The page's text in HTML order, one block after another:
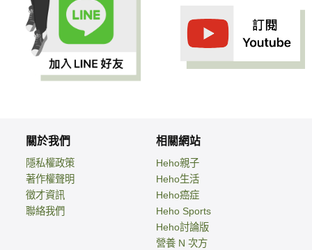
關於我們
隱私權政策
著作權聲明
徵才資訊
聯絡我們
相關網站
Heho親子
Heho生活
Heho癌症
Heho Sports
Heho討論版
營養 N 次方